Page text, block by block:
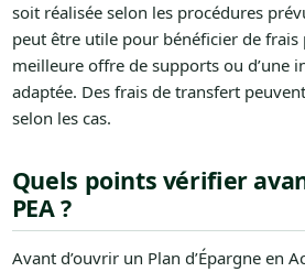
soit réalisée selon les procédures
peut être utile pour bénéficier de frais
meilleure offre de supports ou d’une
adaptée. Des frais de transfert
selon les cas.
Quels points vérifier
PEA ?
Avant d’ouvrir un Plan d’Épargne en